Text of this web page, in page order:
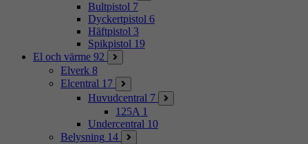
Bultpistol 7
Dyckertpistol 6
Häftpistol 3
Spikpistol 19
El och värme 92
Elverk 8
Elcentral 17
Huvudcentral 7
125A 1
Undercentral 10
Belysning 14